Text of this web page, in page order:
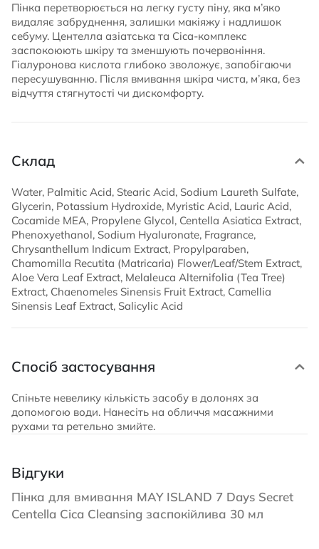
Пінка перетворюється на легку густу піну, яка м’яко
видаляє забруднення, залишки макіяжу і надлишок
себуму. Центелла азіатська та Cica-комплекс
заспокоюють шкіру та зменшують почервоніння.
Гіалуронова кислота глибоко зволожує, запобігаючи
пересушуванню. Після вмивання шкіра чиста, м’яка, без
відчуття стягнутості чи дискомфорту.
Склад
Water, Palmitic Acid, Stearic Acid, Sodium Laureth Sulfate,
Glycerin, Potassium Hydroxide, Myristic Acid, Lauric Acid,
Cocamide MEA, Propylene Glycol, Centella Asiatica Extract,
Phenoxyethanol, Sodium Hyaluronate, Fragrance,
Chrysanthellum Indicum Extract, Propylparaben,
Chamomilla Recutita (Matricaria) Flower/Leaf/Stem Extract,
Aloe Vera Leaf Extract, Melaleuca Alternifolia (Tea Tree)
Extract, Chaenomeles Sinensis Fruit Extract, Camellia
Sinensis Leaf Extract, Salicylic Acid
Спосіб застосування
Спіньте невелику кількість засобу в долонях за
допомогою води. Нанесіть на обличчя масажними
рухами та ретельно змийте.
Відгуки
Пінка для вмивання MAY ISLAND 7 Days Secret
Centella Cica Cleansing заспокійлива 30 мл